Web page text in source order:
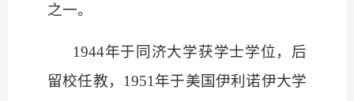
之一。
1944年于 同济大学获学士学位，后
留校任教， 1951年于美国伊利诺伊大学